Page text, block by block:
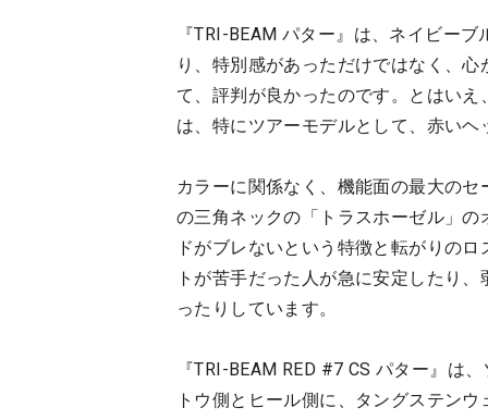
『TRI-BEAM パター』は、ネイビー
り、特別感があっただけではなく、
て、評判が良かったのです。とはい
は、特にツアーモデルとして、赤い
カラーに関係なく、機能面の最大の
の三角ネックの「トラスホーゼル」
ドがブレないという特徴と転がりの
トが苦手だった人が急に安定したり
ったりしています。
『TRI-BEAM RED #7 CS パター』は
トウ側とヒール側に、タングステン